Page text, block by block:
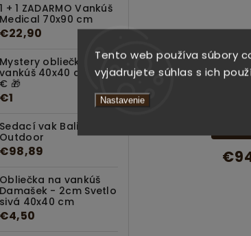
Tento web používa súbory
vyjadrujete súhlas s ich
Nastavenie
1 + 1 ZADARMO Vankúš
Medical 70x90 cm
€22,90
Mystery obliečka na
vankúš 40x40 cm za 1
€ 🎁
€1
Sedací vak Bali
Outdoor
€98,89
Obliečka na vankúš
Damašek - 2cm Svetlo
sivá 40x40 cm
€4,50